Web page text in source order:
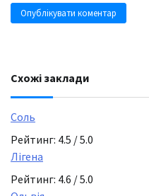
Схожі заклади
Соль
Рейтинг: 4.5 / 5.0
Лігена
Рейтинг: 4.6 / 5.0